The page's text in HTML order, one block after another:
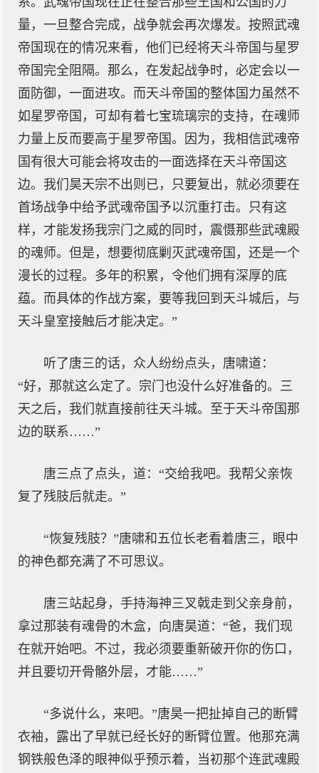
量，一旦整合完成，战争就会再次爆发。按照武魂
帝国现在的情况来看，他们已经将天斗帝国与星罗
帝国完全阻隔。那么，在发起战争时，必定会以一
面防御，一面进攻。而天斗帝国的整体国力虽然不
如星罗帝国，可却有着七宝琉璃宗的支持，在魂师
力量上反而要高于星罗帝国。因为，我相信武魂帝
国有很大可能会将攻击的一面选择在天斗帝国这
边。我们昊天宗不出则已，只要复出，就必须要在
首场战争中给予武魂帝国予以沉重打击。只有这
样，才能发扬我宗门之威的同时，震慑那些武魂殿
的魂师。但是，想要彻底剿灭武魂帝国，还是一个
漫长的过程。多年的积累，令他们拥有深厚的底
蕴。而具体的作战方案，要等我回到天斗城后，与
天斗皇室接触后才能决定。”
听了唐三的话，众人纷纷点头，唐啸道：
“好，那就这么定了。宗门也没什么好准备的。三
天之后，我们就直接前往天斗城。至于天斗帝国那
边的联系……”
唐三点了点头，道：“交给我吧。我帮父亲恢
复了残肢后就走。”
“恢复残肢？”唐啸和五位长老看着唐三，眼中
的神色都充满了不可思议。
唐三站起身，手持海神三叉戟走到父亲身前，
拿过那装有魂骨的木盒，向唐昊道：“爸，我们现
在就开始吧。不过，我必须要重新破开你的伤口，
并且要切开骨骼外层，才能……”
“多说什么，来吧。”唐昊一把扯掉自己的断臂
衣袖，露出了早就已经长好的断臂位置。他那充满
钢铁般色泽的眼神似乎预示着，当初那个连武魂殿